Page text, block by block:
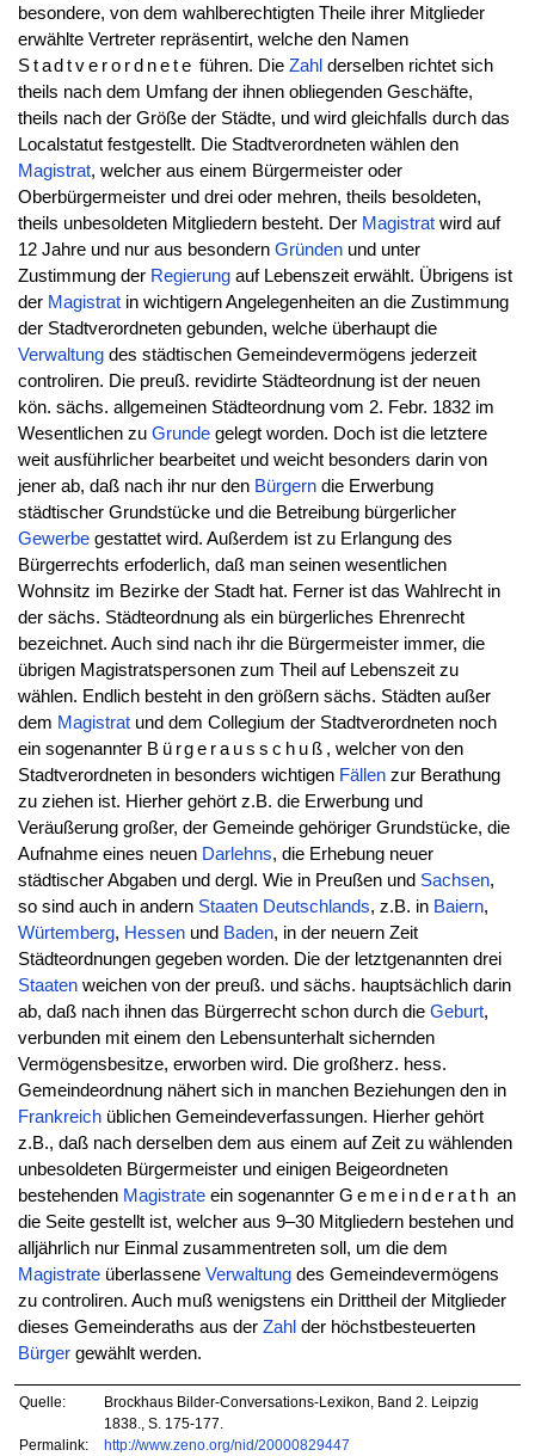
besondere, von dem wahlberechtigten Theile ihrer Mitglieder
erwählte Vertreter repräsentirt, welche den Namen
Stadtverordnete führen. Die Zahl derselben richtet sich
theils nach dem Umfang der ihnen obliegenden Geschäfte,
theils nach der Größe der Städte, und wird gleichfalls durch das
Localstatut festgestellt. Die Stadtverordneten wählen den
Magistrat, welcher aus einem Bürgermeister oder
Oberbürgermeister und drei oder mehren, theils besoldeten,
theils unbesoldeten Mitgliedern besteht. Der Magistratwird auf
12 Jahre und nur aus besondern Gründenund unter
Zustimmung der Regierungauf Lebenszeit erwählt. Übrigens ist
der Magistratin wichtigern Angelegenheiten an die Zustimmung
der Stadtverordneten gebunden, welche überhaupt die
Verwaltungdes städtischen Gemeindevermögens jederzeit
controliren. Die preuß. revidirte Städteordnung ist der neuen
kön. sächs. allgemeinen Städteordnung vom 2. Febr. 1832 im
Wesentlichen zu Grundegelegt worden. Doch ist die letztere
weit ausführlicher bearbeitet und weicht besonders darin von
jener ab, daß nach ihr nur den Bürgerndie Erwerbung
städtischer Grundstücke und die Betreibung bürgerlicher
Gewerbegestattet wird. Außerdem ist zu Erlangung des
Bürgerrechts erfoderlich, daß man seinen wesentlichen
Wohnsitz im Bezirke der Stadt hat. Ferner ist das Wahlrecht in
der sächs. Städteordnung als ein bürgerliches Ehrenrecht
bezeichnet. Auch sind nach ihr die Bürgermeister immer, die
übrigen Magistratspersonen zum Theil auf Lebenszeit zu
wählen. Endlich besteht in den größern sächs. Städten außer
dem Magistratund dem Collegium der Stadtverordneten noch
ein sogenannter Bürgerausschuß , welcher von den
Stadtverordneten in besonders wichtigen Fällenzur Berathung
zu ziehen ist. Hierher gehört z.B. die Erwerbung und
Veräußerung großer, der Gemeinde gehöriger Grundstücke, die
Aufnahme eines neuen Darlehns, die Erhebung neuer
städtischer Abgaben und dergl. Wie in Preußen und Sachsen,
so sind auch in andern Staaten Deutschlands, z.B. in Baiern,
Würtemberg, Hessenund Baden, in der neuern Zeit
Städteordnungen gegeben worden. Die der letztgenannten drei
Staatenweichen von der preuß. und sächs. hauptsächlich darin
ab, daß nach ihnen das Bürgerrecht schon durch die Geburt,
verbunden mit einem den Lebensunterhalt sichernden
Vermögensbesitze, erworben wird. Die großherz. hess.
Gemeindeordnung nähert sich in manchen Beziehungen den in
Frankreichüblichen Gemeindeverfassungen. Hierher gehört
z.B., daß nach derselben dem aus einem auf Zeit zu wählenden
unbesoldeten Bürgermeister und einigen Beigeordneten
bestehenden Magistrateein sogenannter Gemeinderath an
die Seite gestellt ist, welcher aus 9–30 Mitgliedern bestehen und
alljährlich nur Einmal zusammentreten soll, um die dem
Magistrateüberlassene Verwaltungdes Gemeindevermögens
zu controliren. Auch muß wenigstens ein Drittheil der Mitglieder
dieses Gemeinderaths aus der Zahl der höchstbesteuerten
Bürgergewählt werden.
Quelle:
Brockhaus Bilder-Conversations-Lexikon, Band 2. Leipzig
1838., S. 175-177.
Permalink:
http://www.zeno.org/nid/20000829447